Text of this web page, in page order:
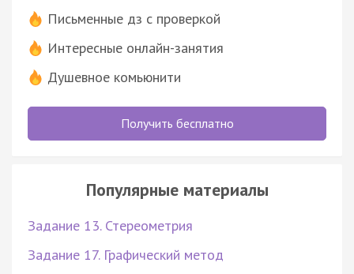
Письменные дз с проверкой
Интересные онлайн-занятия
Душевное комьюнити
Получить бесплатно
Популярные материалы
Задание 13. Стереометрия
Задание 17. Графический метод